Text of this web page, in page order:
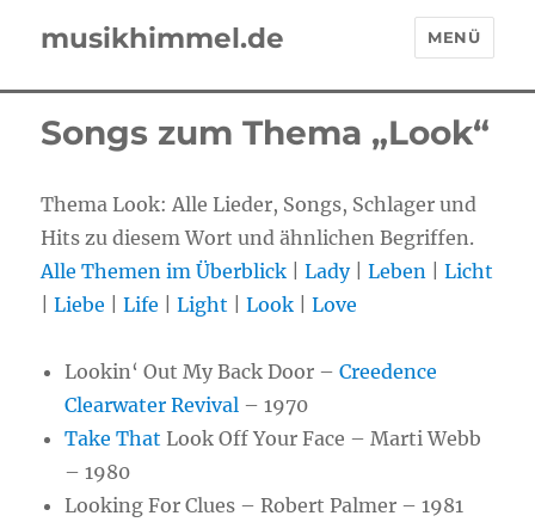
musikhimmel.de MENÜ
Songs zum Thema „Look“
Thema Look: Alle Lieder, Songs, Schlager und
Hits zu diesem Wort und ähnlichen Begriffen.
Alle Themen im Überblick |Lady|Leben |Licht
|Liebe |Life |Light |Look |Love
Lookin‘ Out My Back Door –Creedence
Clearwater Revival – 1970
Take That Look Off Your Face – Marti Webb
– 1980
Looking For Clues – Robert Palmer – 1981